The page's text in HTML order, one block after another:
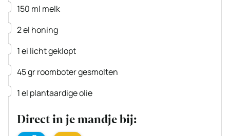
▢
150 ml melk
▢
2el honing
▢
1ei licht geklopt
▢
45grroombotergesmolten
▢
1el plantaardige olie
Direct in je mandje bij: